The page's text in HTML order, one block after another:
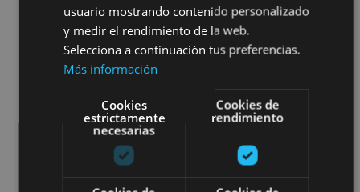
Localidades Visitas guiadas
Camino de Santiago
usuario mostrando contenido personalizado
y medir el rendimiento de la web.
Selecciona a continuación tus preferencias.
Más información
Cookies
estrictamente
necesarias
Cookies de
rendimiento